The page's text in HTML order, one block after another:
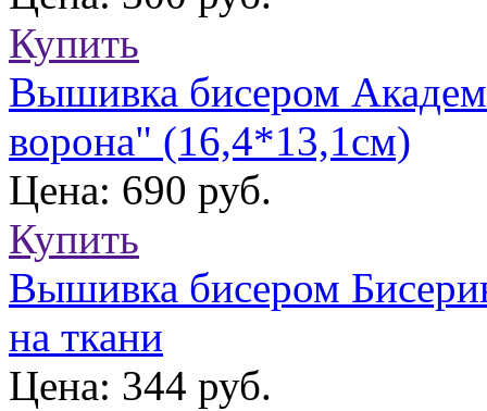
Купить
Вышивка бисером
ворона" (16,4*13,1см)
Цена: 690 руб.
Купить
Вышивка бисером
на ткани
Цена: 344 руб.